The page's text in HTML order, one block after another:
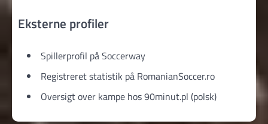
Eksterne profiler
Spillerprofil på Soccerway
Registreret statistik på RomanianSoccer.ro
Oversigt over kampe hos 90minut.pl (polsk)